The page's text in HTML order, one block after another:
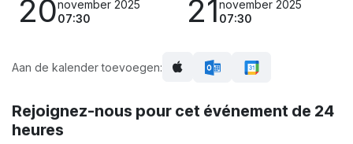
20november 2025
07:30
21november 2025
07:30
Aan de kalender toevoegen:
Rejoignez-nous pour cet événement de 24
heures